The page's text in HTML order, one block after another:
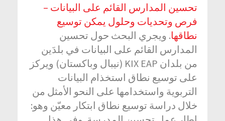
تحسين المدارس القائم على البيانات –
فرص وتحديات وحلول يمكن توسيع
نطاقها. ويجري البحث حول تحسين
المدارس القائم على البيانات في بلدَين
من بلدان KIX EAP (نيبال وباكستان) ويركز
على توسيع نطاق استخذام البيانات
التربوية واستخدامها على النحو الأمثل من
خلال دراسة توسيع نطاق ابتكار معيّن وهو: